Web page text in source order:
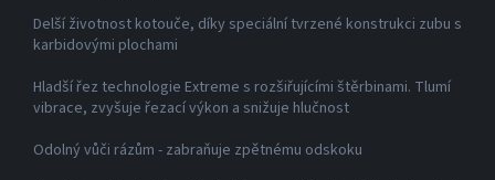
Delší životnost kotouče, díky speciální tvrzené konstrukci zubu s
karbidovými plochami
Hladší řez technologie Extreme s rozšiřujícími štěrbinami. Tlumí
vibrace, zvyšuje řezací výkon a snižuje hlučnost
Odolný vůči rázům - zabraňuje zpětnému odskoku